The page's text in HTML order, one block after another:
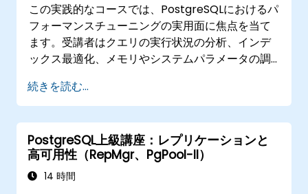
に基づくテキストからSQLを生成するアプリケー
ション開発にも取り組みます。デモンストレーシ
ョンおよび実践演習を通じて、重要な概念や実務
スキルが確実に身につきます。
この実践的なコースでは、PostgreSQLにおけるパ
フォーマンスチューニングの実用面に焦点を当て
ます。受講者はクエリの実行状況の分析、インデ
ックス最適化、メモリやシステムパラメータの調
での実例と実習を通じて、データベースおよびシ
ステムレベルでボトルネックを特定し解決する手
法も学ぶことができます。
続きを読む...
PostgreSQL上級講座：レプリケーションと
高可用性（RepMgr、PgPool-II）
14 時間